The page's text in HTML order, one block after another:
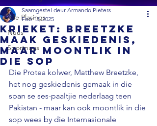
Alle Plasings
Nuus
Sportnuus
KRIEKET: Breetzke
maak geskiedenis,
maar moontlik in
die sop
Saamgestel deur Armando Pieters
Feb 13, 2025
Die Protea kolwer, Matthew Breetzke,
het nog geskiedenis gemaak in die
span se ses-paaltjie nederlaag teen
Pakistan - maar kan ook moontlik in die
sop wees by die Internasionale